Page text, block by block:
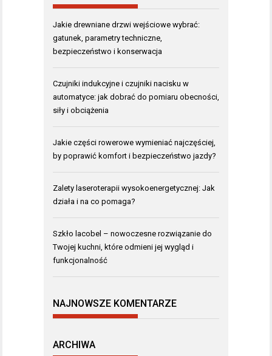
Jakie drewniane drzwi wejściowe wybrać:
gatunek, parametry techniczne,
bezpieczeństwo i konserwacja
Czujniki indukcyjne i czujniki nacisku w
automatyce: jak dobrać do pomiaru obecności,
siły i obciążenia
Jakie części rowerowe wymieniać najczęściej,
by poprawić komfort i bezpieczeństwo jazdy?
Zalety laseroterapii wysokoenergetycznej: Jak
działa i na co pomaga?
Szkło lacobel – nowoczesne rozwiązanie do
Twojej kuchni, które odmieni jej wygląd i
funkcjonalność
NAJNOWSZE KOMENTARZE
ARCHIWA